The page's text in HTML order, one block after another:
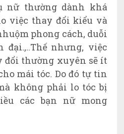
nữ thường dành khá
việc thay đổi kiểu và
phong cách, duỗi
đại.,..Thế nhưng, việc
đổi thường xuyên sẽ ít
mái tóc. Do đó tự tin
không phải lo tóc bị
các bạn nữ mong